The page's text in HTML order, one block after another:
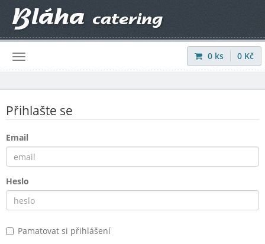
Přihlásit |Registrovat
0 ks 0 Kč
Přihlašte se
Email
Heslo
Pamatovat si přihlášení